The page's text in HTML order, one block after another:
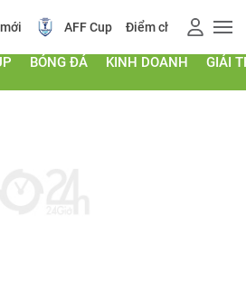
Điểm chuẩn 2026 Giá vàng
BÓNG ĐÁ KINH DOANH GIẢI